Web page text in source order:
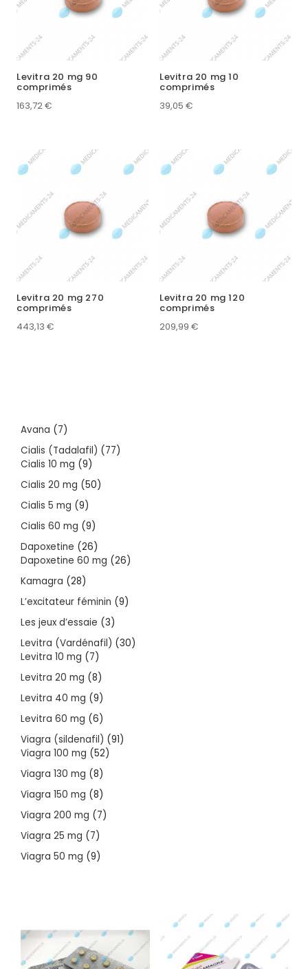
Levitra 20 mg 90
comprimés
163,72€
Levitra 20 mg 10
comprimés
39,05 €
Levitra 20 mg 270
comprimés
443,13 €
Levitra 20 mg 120
comprimés
209,99 €
Avana 77
products
Cialis (Tadalafil) 7777
Cialis 10 mg 99
products
Cialis 20 mg 5050
Cialis 5 mg 99
products
Cialis 60 mg 99
products
Dapoxetine 2626
products
Dapoxetine 60 mg 2626
Kamagra 2828
products
L’excitateur féminin 99
Les jeux d’essaie 33
products
Levitra (Vardénafil) 3030
Levitra 10 mg 77
products
Levitra 20 mg 88
products
Levitra 40 mg 99
products
Levitra 60 mg 66
products
Viagra (sildenafil) 9191
Viagra 100 mg 5252
Viagra 130 mg 88
products
Viagra 150 mg 88
products
Viagra 200 mg 77
Viagra 25 mg 77
products
Viagra 50 mg 99